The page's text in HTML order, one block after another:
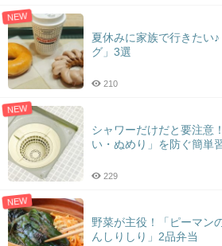
NEW
夏休みに家族で行きたい
グ」3選
210
NEW
シャワーだけだと要注意
い・ぬめり」を防ぐ簡単
229
NEW
野菜が主役！「ピーマン
んしりしり」2品弁当